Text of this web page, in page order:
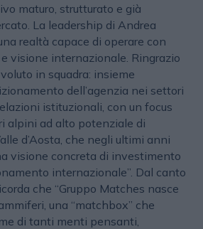
maturo, strutturato e già
La leadership di Andrea
realtà capace di operare con
visione internazionale. Ringrazio
in squadra: insieme
dell’agenzia nei settori
istituzionali, con un focus
alpini ad alto potenziale di
d’Aosta, che negli ultimi anni
visione concreta di investimento
internazionale”. Dal canto
che “Gruppo Matches nasce
una “matchbox” che
di tanti menti pensanti,